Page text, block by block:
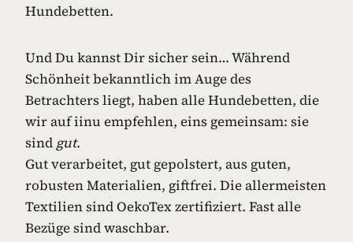
Hundebetten.
Und Du kannst Dir sicher sein… Während
Schönheit bekanntlich im Auge des
Betrachters liegt, haben alle Hundebetten, die
wir auf iinu empfehlen, eins gemeinsam: sie
sind gut.
Gut verarbeitet, gut gepolstert, aus guten,
robusten Materialien, giftfrei. Die allermeisten
Textilien sind OekoTex zertifiziert. Fast alle
Bezüge sind waschbar.